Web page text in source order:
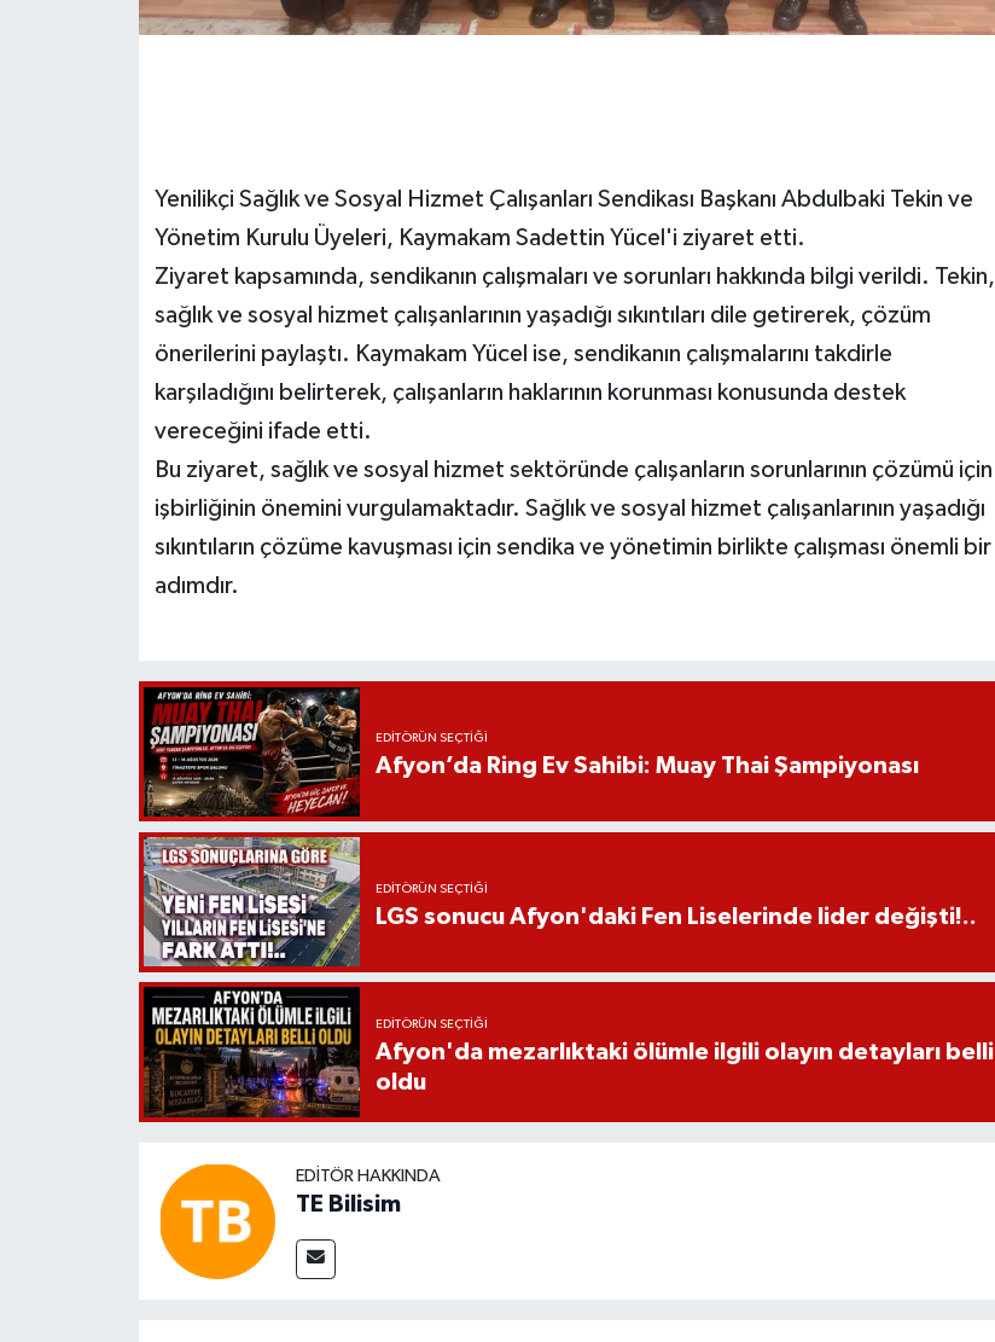
Yenilikçi Sağlık ve Sosyal Hizmet Çalışanları Sendikası Başkanı Abdulbaki Tekin ve
Yönetim Kurulu Üyeleri, Kaymakam Sadettin Yücel'i ziyaret etti.
Ziyaret kapsamında, sendikanın çalışmaları ve sorunları hakkında bilgi verildi. Tekin,
sağlık ve sosyal hizmet çalışanlarının yaşadığı sıkıntıları dile getirerek, çözüm
önerilerini paylaştı. Kaymakam Yücel ise, sendikanın çalışmalarını takdirle
karşıladığını belirterek, çalışanların haklarının korunması konusunda destek
vereceğini ifade etti.
Bu ziyaret, sağlık ve sosyal hizmet sektöründe çalışanların sorunlarının çözümü için
işbirliğinin önemini vurgulamaktadır. Sağlık ve sosyal hizmet çalışanlarının yaşadığı
sıkıntıların çözüme kavuşması için sendika ve yönetimin birlikte çalışması önemli bir
adımdır.
EDITÖRÜN SEÇTIĞI
Afyon’da Ring Ev Sahibi: Muay Thai Şampiyonası
EDITÖRÜN SEÇTIĞI
LGS sonucu Afyon'daki Fen Liselerinde lider değişti!..
EDITÖRÜN SEÇTIĞI
Afyon'da mezarlıktaki ölümle ilgili olayın detayları belli
oldu
EDITÖR HAKKINDA
TE Bilisim